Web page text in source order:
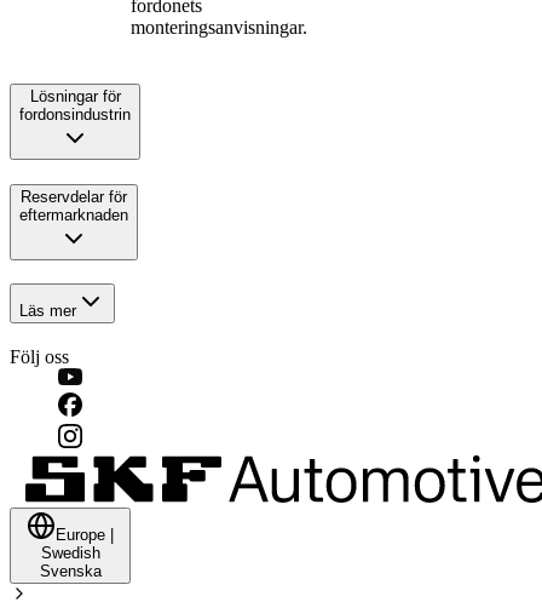
fordonets
monteringsanvisningar.
Lösningar för
fordonsindustrin
Reservdelar för
eftermarknaden
Läs mer
Följ oss
Europe
Swedish
Svenska